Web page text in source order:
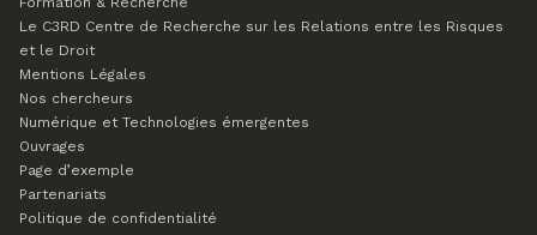
Le C3RD Centre de Recherche sur les Relations entre les Risques
et le Droit
Mentions Légales
Nos chercheurs
Numérique et Technologies émergentes
Ouvrages
Page d’exemple
Partenariats
Politique de confidentialité